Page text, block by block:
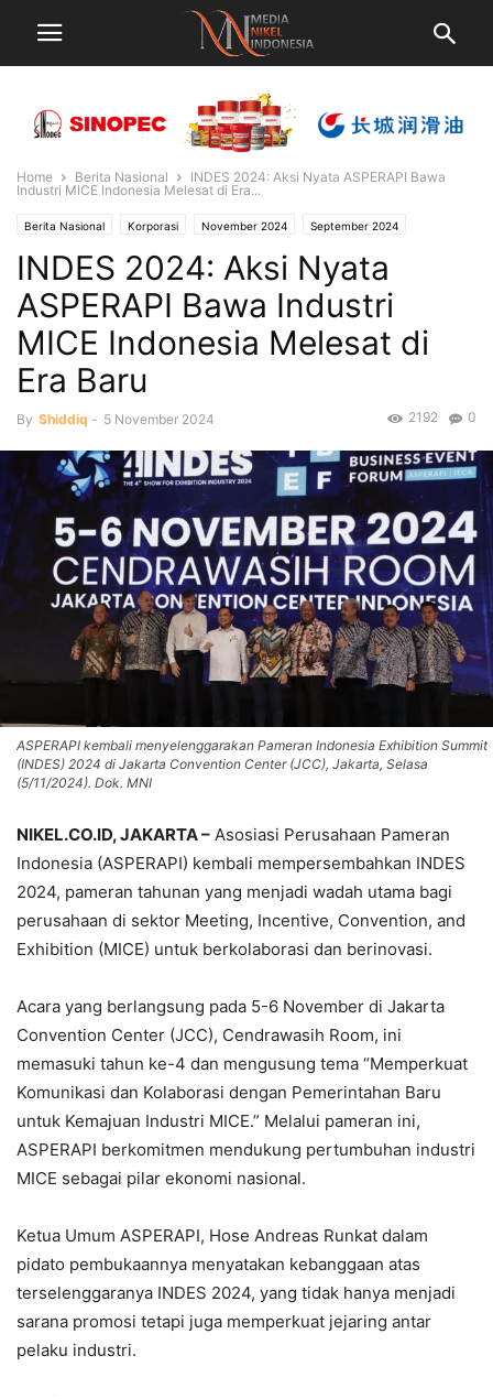
Home Berita Nasional
INDES 2024: Aksi Nyata ASPERAPI Bawa
Industri MICE Indonesia Melesat di Era...
Berita Nasional Korporasi November 2024 September 2024
INDES 2024: Aksi Nyata
ASPERAPI Bawa Industri
MICE Indonesia Melesat di
Era Baru
By Shiddiq - 5 November 2024 0
2192
ASPERAPI kembali menyelenggarakan Pameran Indonesia Exhibition Summit
(INDES) 2024 di Jakarta Convention Center (JCC), Jakarta, Selasa
(5/11/2024). Dok. MNI
NIKEL.CO.ID, JAKARTA – Asosiasi Perusahaan Pameran
Indonesia (ASPERAPI) kembali mempersembahkan INDES
2024, pameran tahunan yang menjadi wadah utama bagi
perusahaan di sektor Meeting, Incentive, Convention, and
Exhibition (MICE) untuk berkolaborasi dan berinovasi.
Acara yang berlangsung pada 5-6 November di Jakarta
Convention Center (JCC), Cendrawasih Room, ini
memasuki tahun ke-4 dan mengusung tema “Memperkuat
Komunikasi dan Kolaborasi dengan Pemerintahan Baru
untuk Kemajuan Industri MICE.” Melalui pameran ini,
ASPERAPI berkomitmen mendukung pertumbuhan industri
MICE sebagai pilar ekonomi nasional.
Ketua Umum ASPERAPI, Hose Andreas Runkat dalam
pidato pembukaannya menyatakan kebanggaan atas
terselenggaranya INDES 2024, yang tidak hanya menjadi
sarana promosi tetapi juga memperkuat jejaring antar
pelaku industri.